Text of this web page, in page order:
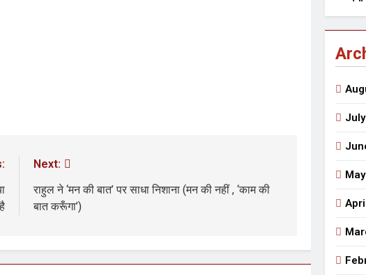
फरवरी) में अनुराधा प्रकाशन के स्टाल पर अपनी पुस्तक को प्रदर्शित/विमोचन हेतु संपर्क करें
हरि कुमार ने किया अनुराधा प्रकाशन की पुस्तकों एवं ‘उत्कर्ष मेल’ का लोकार्पण
पर एक सुरम्य तिलकहैं श्री हनुमानजी का जन्म महोत्सव का भव्य
सरकारों से जवाबदेही कब? कहां चला गया पुलिस के हाथों में लहराने वाला
Next:
राहुल ने ‘मन की बात’ पर साधा निशाना (मन की नहीं , ‘काम की
बात करूँगा’)